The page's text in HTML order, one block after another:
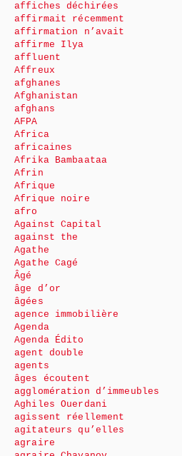
affiches déchirées
affirmait récemment
affirmation n’avait
affirme Ilya
affluent
Affreux
afghanes
Afghanistan
afghans
AFPA
Africa
africaines
Afrika Bambaataa
Afrin
Afrique
Afrique noire
afro
Against Capital
against the
Agathe
Agathe Cagé
Âgé
âge d’or
âgées
agence immobilière
Agenda
Agenda Édito
agent double
agents
âges écoutent
agglomération d’immeubles
Aghiles Ouerdani
agissent réellement
agitateurs qu’elles
agraire